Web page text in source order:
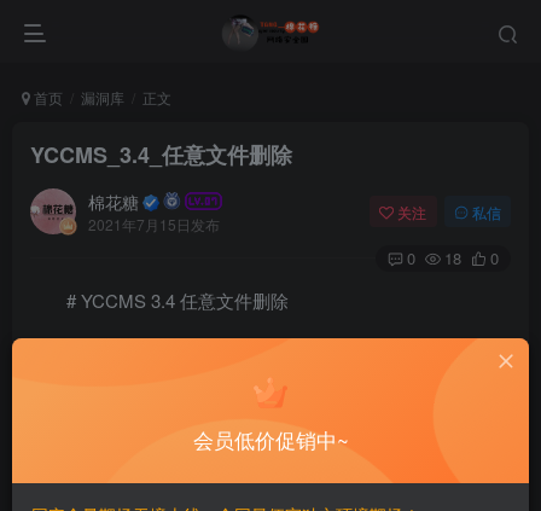
首页 漏洞库 正文
YCCMS_3.4_任意文件删除
棉花糖
2021年7月15日发布
关注 私信
0 18 0
# YCCMS 3.4 任意文件删除
会员低价促销中~